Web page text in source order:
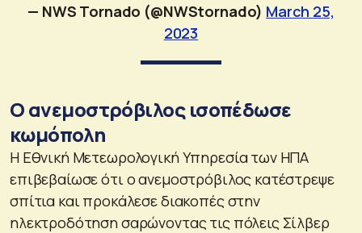
— NWS Tornado (@NWStornado) March 25,
2023
Ο ανεμοστρόβιλος ισοπέδωσε
κωμόπολη
Η Εθνική Μετεωρολογική Υπηρεσία των ΗΠΑ
επιβεβαίωσε ότι ο ανεμοστρόβιλος κατέστρεψε
σπίτια και προκάλεσε διακοπές στην
ηλεκτροδότηση σαρώνοντας τις πόλεις Σίλβερ